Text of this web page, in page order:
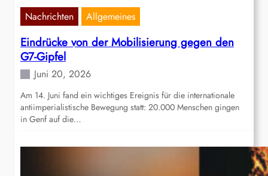
Nachrichten Allgemeines
Eindrücke von der Mobilisierung gegen den
G7-Gipfel
Juni 20, 2026
Am 14. Juni fand ein wichtiges Ereignis für die internationale
antiimperialistische Bewegung statt: 20.000 Menschen gingen
in Genf auf die…